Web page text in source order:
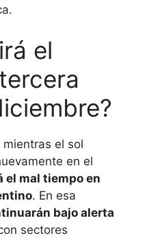
el
mientras el sol
en el
el mal tiempo en
. En esa
bajo alerta
sectores